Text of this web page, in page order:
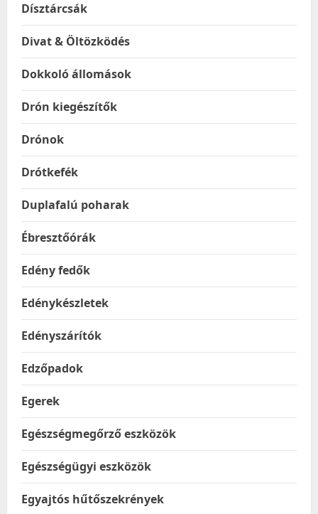
Dísztárcsák
Divat & Öltözködés
Dokkoló állomások
Drón kiegészítők
Drónok
Drótkefék
Duplafalú poharak
Ébresztőórák
Edény fedők
Edénykészletek
Edényszárítók
Edzőpadok
Egerek
Egészségmegőrző eszközök
Egészségügyi eszközök
Egyajtós hűtőszekrények